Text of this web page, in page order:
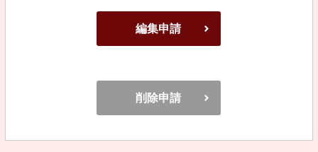
編集申請
削除申請